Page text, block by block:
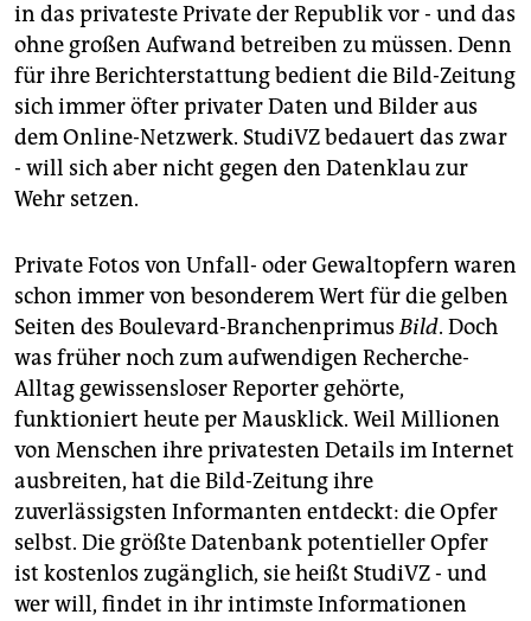
in das privateste Private der Republik vor - und das
ohne großen Aufwand betreiben zu müssen. Denn
für ihre Berichterstattung bedient die Bild-Zeitung
sich immer öfter privater Daten und Bilder aus
dem Online-Netzwerk. StudiVZ bedauert das zwar
- will sich aber nicht gegen den Datenklau zur
Wehr setzen.
Private Fotos von Unfall- oder Gewaltopfern waren
schon immer von besonderem Wert für die gelben
Seiten des Boulevard-BranchenprimusBild. Doch
was früher noch zum aufwendigen Recherche-
Alltag gewissensloser Reporter gehörte,
funktioniert heute per Mausklick. Weil Millionen
von Menschen ihre privatesten Details im Internet
ausbreiten, hat die Bild-Zeitung ihre
zuverlässigsten Informanten entdeckt: die Opfer
selbst. Die größte Datenbank potentieller Opfer
ist kostenlos zugänglich, sie heißt StudiVZ - und
wer will, findet in ihr intimste Informationen